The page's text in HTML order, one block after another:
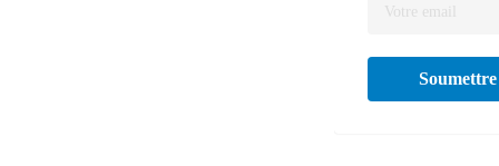
Soumettre